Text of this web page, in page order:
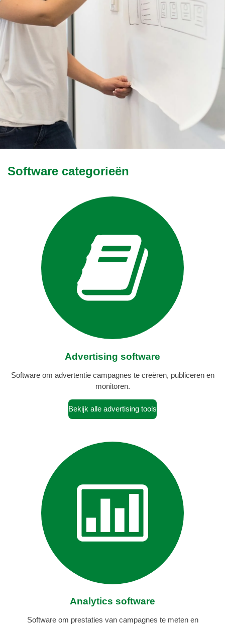
Software categorieën
Advertising software
Software om advertentie campagnes te creëren, publiceren en
monitoren.
Bekijk alle advertising tools
Analytics software
Software om prestaties van campagnes te meten en